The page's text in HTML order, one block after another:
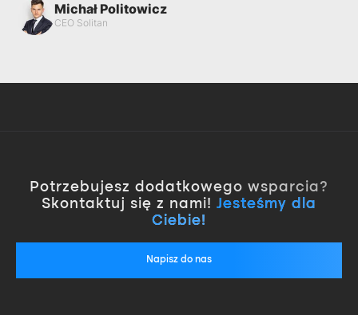
Michał Politowicz
CEO Solitan
Potrzebujesz dodatkowego wsparcia?
Skontaktuj się z nami! Jesteśmy dla
Ciebie!
Napisz do nas